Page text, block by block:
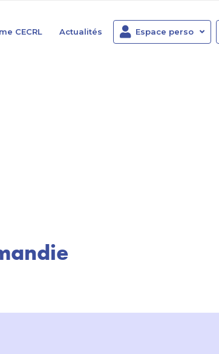
CECRL Actualités Espace perso